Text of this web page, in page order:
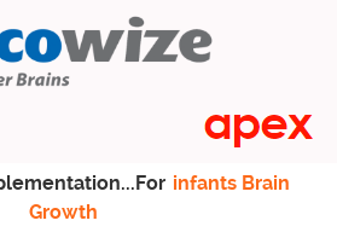
infants Brain
Growth